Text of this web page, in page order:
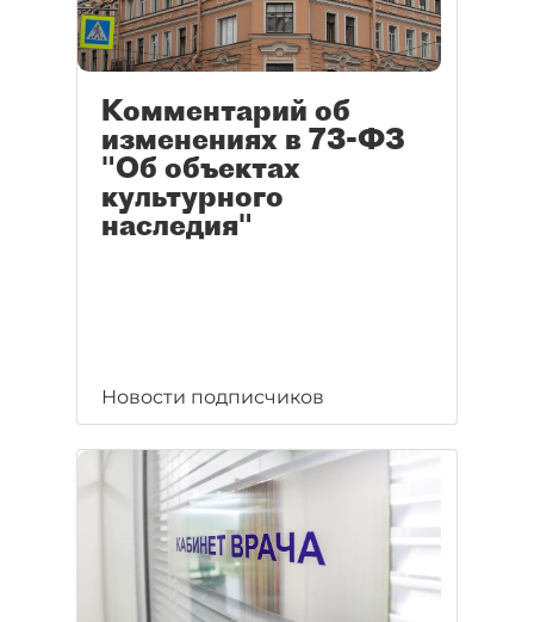
Комментарий об
изменениях в 73-ФЗ
"Об объектах
культурного
наследия"
Новости подписчиков